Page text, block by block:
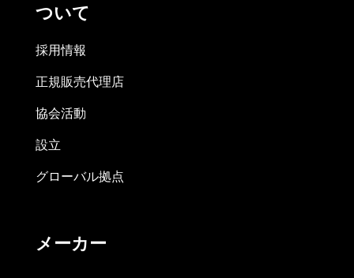
ついて
採用情報
正規販売代理店
協会活動
設立
グローバル拠点
メーカー